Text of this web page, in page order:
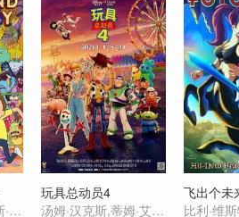
贾斯汀·罗兰,克里斯·帕内尔,斯宾瑟·格拉默
玩具总动员4
汤姆·汉克斯,蒂姆·艾伦,安妮·波茨,托尼·海尔,科甘-迈克尔·凯,玛德琳·麦格劳,克里斯蒂娜·亨德里克斯,乔丹·皮尔,基努·里维斯,松村艾丽,杰伊·埃尔南德斯,罗里·艾伦,琼·库萨克,邦尼·亨特,克里斯汀·沙尔,华莱士·肖恩,约翰·拉岑贝格,布莱克·克拉克,朱恩·斯奎布,卡尔·韦瑟斯,唐·里克斯,杰夫·格尔林,朱莉安娜·汉森,爱丝黛儿·哈里斯,劳里·梅特卡夫,史蒂夫·波赛尔,梅尔·布鲁克斯,艾伦·欧朋海默,卡罗尔·博内特,贝蒂·怀特,卡尔·雷纳,比尔·哈德尔,帕特丽夏·阿奎特,提摩西·道尔顿,弗利,梅丽